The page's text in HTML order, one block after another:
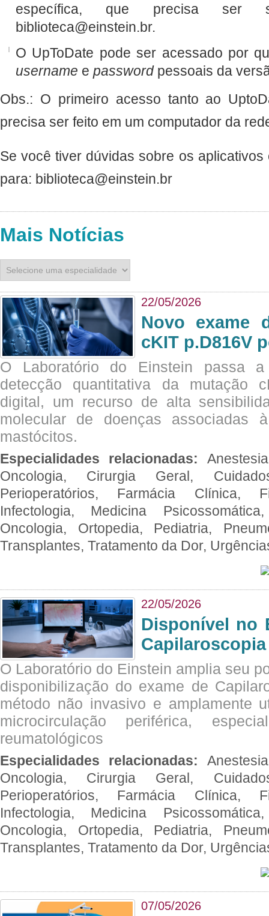
específica, que precisa ser
biblioteca@einstein.br.
O UpToDate pode ser acessado por
username e password pessoais da
Obs.: O primeiro acesso tanto ao
precisa ser feito em um computador da
Se você tiver dúvidas sobre os
para: biblioteca@einstein.br
Mais Notícias
22/05/2026
Novo exame
cKIT p.D816V
O Laboratório do Einstein passa
detecção quantitativa da mutação
digital, um recurso de alta
molecular de doenças associadas
mastócitos.
Especialidades relacionadas:
Oncologia, Cirurgia Geral,
Perioperatórios, Farmácia Clínica,
Infectologia, Medicina
Oncologia, Ortopedia, Pediatria,
Transplantes, Tratamento da Dor,
22/05/2026
Disponível no
O Laboratório do Einstein amplia seu
disponibilização do exame de
método não invasivo e amplamente
microcirculação periférica,
reumatológicos
Especialidades relacionadas:
Oncologia, Cirurgia Geral,
Perioperatórios, Farmácia Clínica,
Infectologia, Medicina
Oncologia, Ortopedia, Pediatria,
Transplantes, Tratamento da Dor,
07/05/2026